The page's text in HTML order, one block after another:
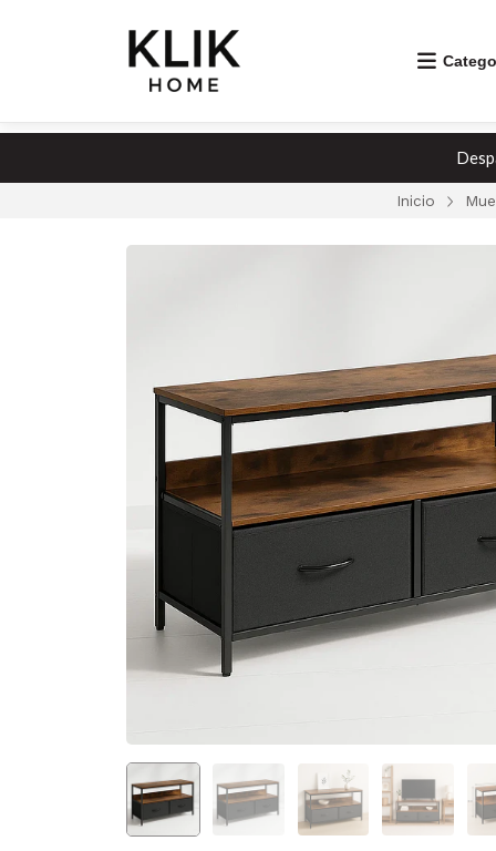
Inicio